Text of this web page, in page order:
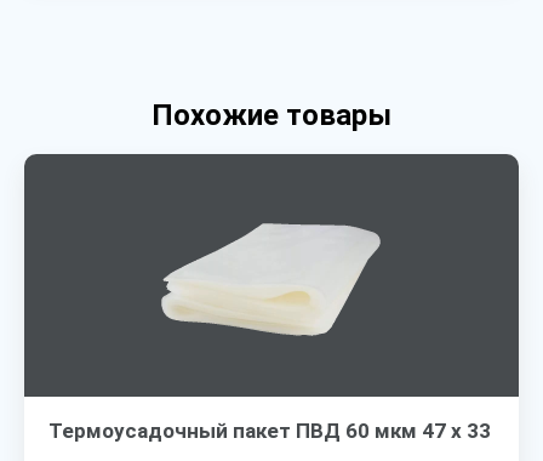
Похожие товары
Термоусадочный пакет ПВД 60 мкм 47 х 33